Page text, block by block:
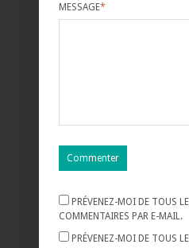
MESSAGE*
PRÉVENEZ-MOI DE TOUS
COMMENTAIRES PAR E-MAIL.
PRÉVENEZ-MOI DE TOUS